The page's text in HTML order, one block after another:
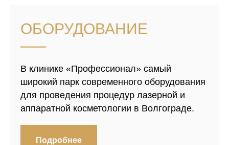
ОБОРУДОВАНИЕ
В клинике «Профессионал» самый
широкий парк современного оборудования
для проведения процедур лазерной и
аппаратной косметологии в Волгограде.
Подробнее